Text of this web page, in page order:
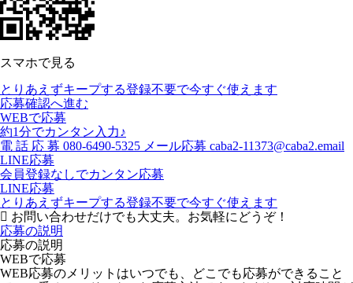
スマホで見る
とりあえずキープする登録不要で今すぐ使えます
応募確認へ進む
WEBで応募
約1分でカンタン入力♪
電 話 応 募 080-6490-5325 メール応募 caba2-11373@caba2.email
LINE応募
会員登録なしでカンタン応募
LINE応募
とりあえずキープする登録不要で今すぐ使えます
お問い合わせだけでも大丈夫。お気軽にどうぞ！
応募の説明
応募の説明
WEBで応募
WEB応募のメリットはいつでも、どこでも応募ができること